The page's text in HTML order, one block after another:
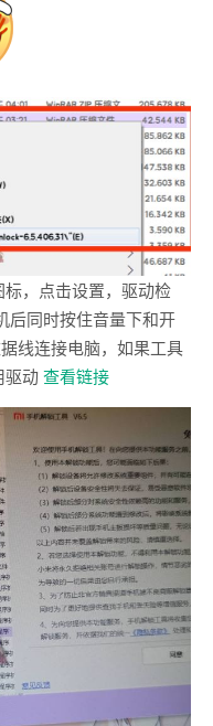
，点击设置，驱动检
后同时按住音量下和开
线连接电脑，如果工具
驱动查看链接